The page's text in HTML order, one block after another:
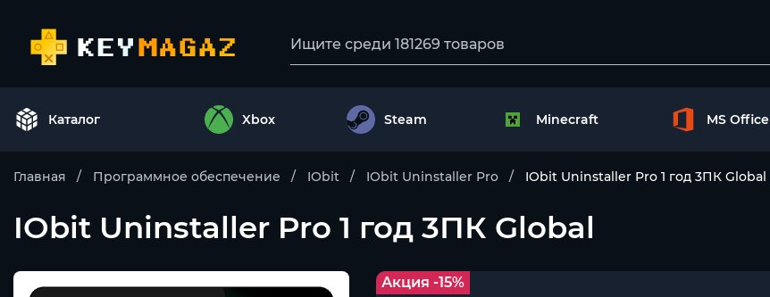
Каталог Xbox Steam Minecraft MS Office
Главная Программное обеспечение IObit IObit Uninstaller Pro IObit Uninstaller Pro 1 год 3ПК Global
IObit Uninstaller Pro 1 год 3ПК Global
Акция -15%